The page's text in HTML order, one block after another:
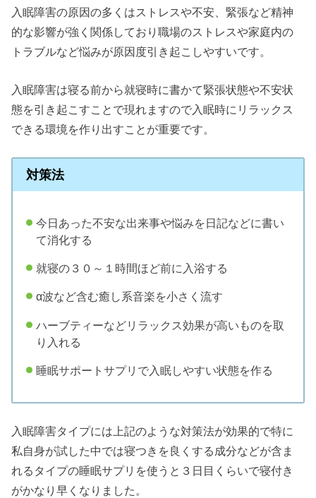
入眠障害の原因の多くはストレスや不安、緊張など精神
的な影響が強く関係しており職場のストレスや家庭内の
トラブルなど悩みが原因度引き起こしやすいです。
入眠障害は寝る前から就寝時に書かて緊張状態や不安状
態を引き起こすことで現れますので入眠時にリラックス
できる環境を作り出すことが重要です。
対策法
今日あった不安な出来事や悩みを日記などに書い
て消化する
就寝の３０～１時間ほど前に入浴する
α波など含む癒し系音楽を小さく流す
ハーブティーなどリラックス効果が高いものを取
り入れる
睡眠サポートサプリで入眠しやすい状態を作る
入眠障害タイプには上記のような対策法が効果的で特に
私自身が試した中では寝つきを良くする成分などが含ま
れるタイプの睡眠サプリを使うと３日目くらいで寝付き
がかなり早くなりました。